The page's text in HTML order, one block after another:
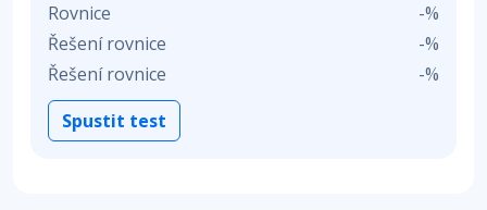
Rovnice
-%
Řešení rovnice
-%
Řešení rovnice
-%
Spustit test